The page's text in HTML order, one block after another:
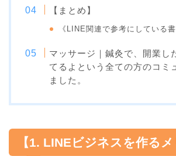
【まとめ】
《LINE関連で参考にしている書
マッサージ｜鍼灸で、開業し
てるよという全ての方のコミ
ました。
【1. LINEビジネスを作るメ